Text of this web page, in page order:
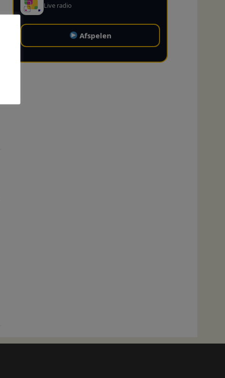
Live radio
Afspelen